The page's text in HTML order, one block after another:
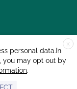
los OMG y
registros?
X
personal data.In
you may opt out by
.